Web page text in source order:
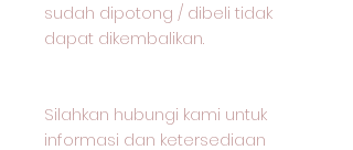
sudah dipotong / dibeli tidak
dapat dikembalikan.
Silahkan hubungi kami untuk
informasi dan ketersediaan